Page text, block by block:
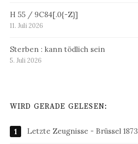
H 55 / 9C84[.0{-Z}]
11. Juli 2026
Sterben : kann tödlich sein
5. Juli 2026
WIRD GERADE GELESEN:
Letzte Zeugnisse - Brüssel 1873